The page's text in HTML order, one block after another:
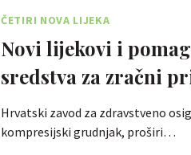
ČETIRI NOVA LIJEKA
Novi lijekovi i
sredstva za zračni
Hrvatski zavod za zdravstveno
kompresijski grudnjak, proširi…